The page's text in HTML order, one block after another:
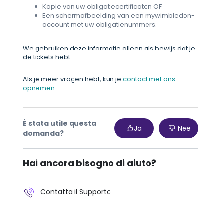
Kopie van uw obligatiecertificaten OF
Een schermafbeelding van een mywimbledon-
account met uw obligatienummers.
We gebruiken deze informatie alleen als bewijs dat je
de tickets hebt.
Als je meer vragen hebt, kun je contact met ons
opnemen.
È stata utile questa
domanda?
Ja Nee
Hai ancora bisogno di aiuto?
Contatta il Supporto